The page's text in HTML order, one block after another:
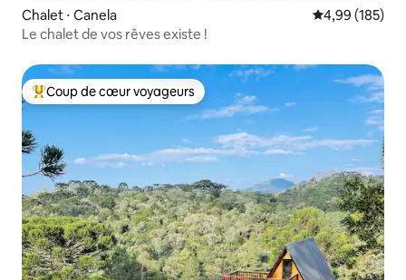
Chalet ⋅ Canela Évaluation
4,99 (185)
Le chalet de vos rêves existe !
Coups de cœur voyageurs les plus appréciés
Coup de cœur voyageurs